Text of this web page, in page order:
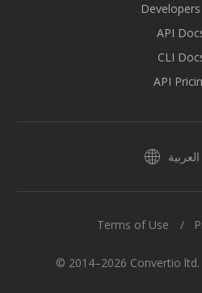
API
CLI
API
العربية
Terms of Use